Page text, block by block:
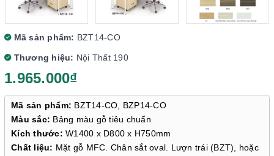
Mã sản phẩm: BZT14-CO
Thương hiệu: Nội Thất 190
1.965.000₫
Mã sản phẩm: BZT14-CO, BZP14-CO
Màu sắc: Bảng màu gỗ tiêu chuẩn
Kích thước: W1400 x D800 x H750mm
Chất liệu: Mặt gỗ MFC. Chân sắt oval. Lượn trái (BZT), hoặc